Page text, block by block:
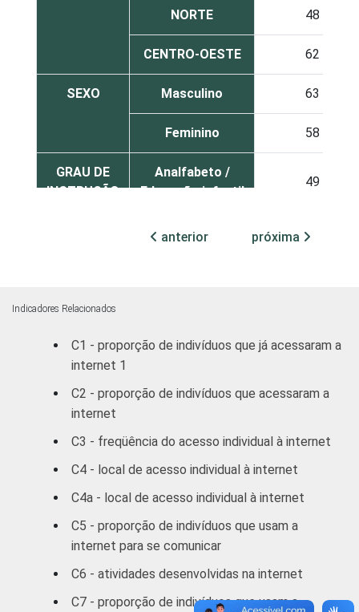
NORTE 48
CENTRO-OESTE 62
SEXO Masculino 63
Feminino 58
GRAU DE
INSTRUÇÃO
Analfabeto /
Educação infantil
49
Fundamental 58
FAIXA
ETÁRIA
De 10 a 15 anos 60
De 16 a 24 anos 66
De 35 a 44 anos
De 45 a 59 anos
De 60 anos ou
RENDA
Até 1 SM 50
anterior próxima
Indicadores Relacionados
C1 - proporção de indivíduos que já acessaram a
internet 1
C2 - proporção de indivíduos que acessaram a
internet
C3 - freqüência do acesso individual à internet
C4 - local de acesso individual à internet
C4a - local de acesso individual à internet
C5 - proporção de indivíduos que usam a
internet para se comunicar
C6 - atividades desenvolvidas na internet
C7 - proporção de indivíduos que usam a